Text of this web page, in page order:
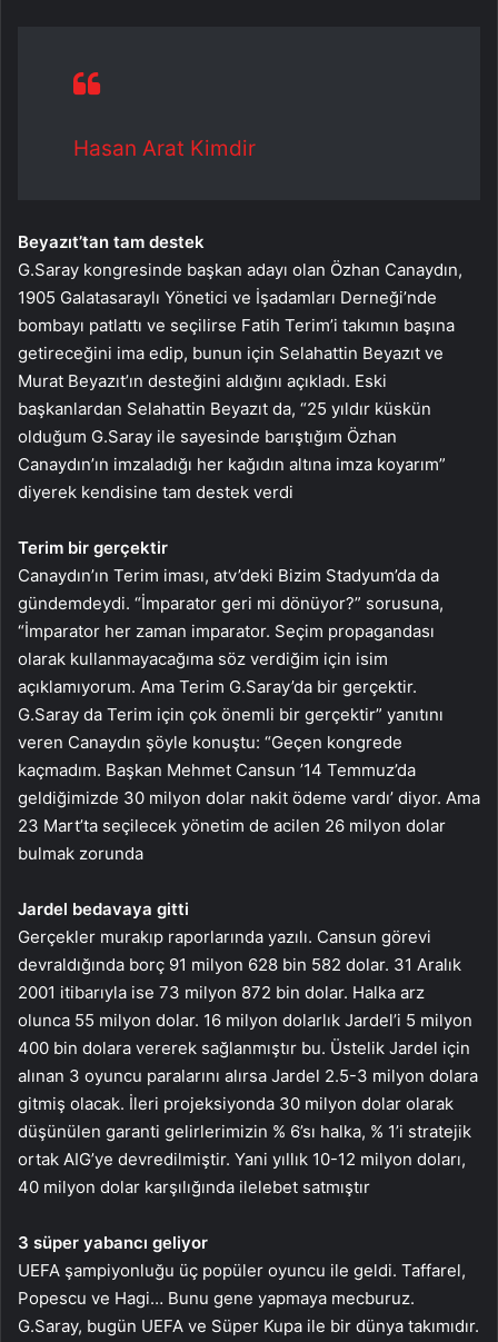
Hasan Arat Kimdir
Beyazıt’tan tam destek
G.Saray kongresinde başkan adayı olan Özhan Canaydın,
1905 Galatasaraylı Yönetici ve İşadamları Derneği’nde
bombayı patlattı ve seçilirse Fatih Terim’i takımın başına
getireceğini ima edip, bunun için Selahattin Beyazıt ve
Murat Beyazıt’ın desteğini aldığını açıkladı. Eski
başkanlardan Selahattin Beyazıt da, “25 yıldır küskün
olduğum G.Saray ile sayesinde barıştığım Özhan
Canaydın’ın imzaladığı her kağıdın altına imza koyarım”
diyerek kendisine tam destek verdi
Terim bir gerçektir
Canaydın’ın Terim iması, atv’deki Bizim Stadyum’da da
gündemdeydi. “İmparator geri mi dönüyor?” sorusuna,
“İmparator her zaman imparator. Seçim propagandası
olarak kullanmayacağıma söz verdiğim için isim
açıklamıyorum. Ama Terim G.Saray’da bir gerçektir.
G.Saray da Terim için çok önemli bir gerçektir” yanıtını
veren Canaydın şöyle konuştu: “Geçen kongrede
kaçmadım. Başkan Mehmet Cansun ’14 Temmuz’da
geldiğimizde 30 milyon dolar nakit ödeme vardı’ diyor. Ama
23 Mart’ta seçilecek yönetim de acilen 26 milyon dolar
bulmak zorunda
Jardel bedavaya gitti
Gerçekler murakıp raporlarında yazılı. Cansun görevi
devraldığında borç 91 milyon 628 bin 582 dolar. 31 Aralık
2001 itibarıyla ise 73 milyon 872 bin dolar. Halka arz
olunca 55 milyon dolar. 16 milyon dolarlık Jardel’i 5 milyon
400 bin dolara vererek sağlanmıştır bu. Üstelik Jardel için
alınan 3 oyuncu paralarını alırsa Jardel 2.5-3 milyon dolara
gitmiş olacak. İleri projeksiyonda 30 milyon dolar olarak
düşünülen garanti gelirlerimizin % 6’sı halka, % 1’i stratejik
ortak AIG’ye devredilmiştir. Yani yıllık 10-12 milyon doları,
40 milyon dolar karşılığında ilelebet satmıştır
3 süper yabancı geliyor
UEFA şampiyonluğu üç popüler oyuncu ile geldi. Taffarel,
Popescu ve Hagi… Bunu gene yapmaya mecburuz.
G.Saray, bugün UEFA ve Süper Kupa ile bir dünya takımıdır.